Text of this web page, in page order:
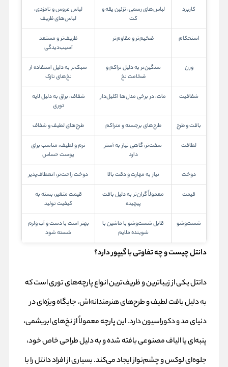
کاربرد
لباس‌های رسمی، تزئین یقه و
کت
لباس عروس و نامزدی،
لباس‌های ظریف
استحکام ضخیم‌تر و مقاوم‌تر
ظریف‌تر و مستعد
آسیب‌دیدگی
وزن
سنگین‌تر به دلیل تراکم و
ضخامت نخ
سبک‌تر به دلیل استفاده از
نخ‌های نازک
شفافیت مات، در برخی مدل‌ها اکلیل‌دار
شفاف، براق به دلیل لایه
توری
بافت و طرح طرح‌های برجسته و متراکم طرح‌های لطیف و شفاف
لطافت
سفت‌تر، گاهی نیاز به آستر
دارد
نرم و لطیف، مناسب برای
پوست حساس
دوخت نیاز به مهارت و دقت بالا دوخت راحت‌تر، انعطاف‌پذیر
قیمت
معمولاً گران‌تر به دلیل بافت
پیچیده
قیمت متغیر، بسته به
کیفیت تولید
شست‌وشو
قابل شست‌وشو با ماشین با
شوینده ملایم
بهتر است با دست و آب ولرم
شسته شود
دانتل چیست و چه تفاوتی با گیپور دارد؟
دانتل یکی از زیباترین و ظریف‌ترین انواع پارچه‌های توری است که
به دلیل بافت لطیف و طرح‌های هنرمندانه‌اش، جایگاه ویژه‌ای در
دنیای مد و دکوراسیون دارد. این پارچه معمولاً از نخ‌های ابریشمی،
پنبه‌ای یا الیاف مصنوعی بافته شده و به دلیل طراحی خاص خود،
جلوه‌ای لوکس و چشم‌نواز ایجاد می‌کند. بسیاری از افراد دانتل را با